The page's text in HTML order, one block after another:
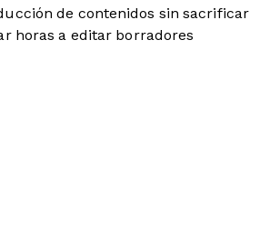
de contenidos sin sacrificar
horas a editar borradores